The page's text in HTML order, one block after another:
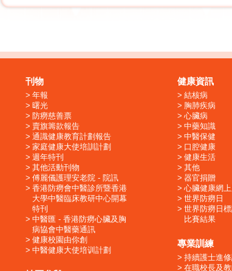
刊物
年報
曙光
防癆慈善票
賣旗籌款報告
通識健康教育計劃報告
家庭健康大使培訓計劃
週年特刊
其他活動刊物
傅麗儀護理安老院 - 院訊
香港防癆會中醫診所暨香港
大學中醫臨床教研中心開幕
特刊
中醫匯 - 香港防癆心臟及胸
病協會中醫藥通訊
健康校園由你創
中醫健康大使培训計劃
健康資訊
結核病
胸肺疾病
心臟病
中藥知識
中醫保健
口腔健康
健康生活
其他
器官捐贈
心臟健康網
世界防癆日
世界防癆日
比賽結果
專業訓練
持續護士進
在職校長及